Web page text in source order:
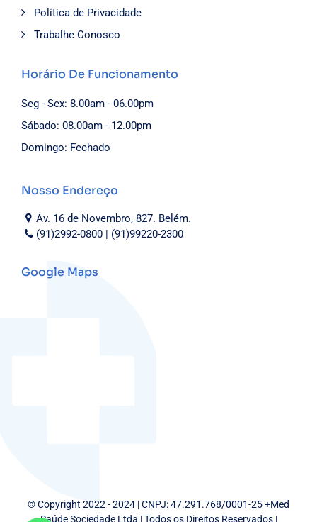
Política de Privacidade
Trabalhe Conosco
Horário De Funcionamento
Seg - Sex: 8.00am - 06.00pm
Sábado: 08.00am - 12.00pm
Domingo: Fechado
Nosso Endereço
Av. 16 de Novembro, 827. Belém.
(91)2992-0800 | (91)99220-2300
Google Maps
© Copyright 2022 - 2024 | CNPJ: 47.291.768/0001-25 +Med
Saúde Sociedade Ltda | Todos os Direitos Reservados |